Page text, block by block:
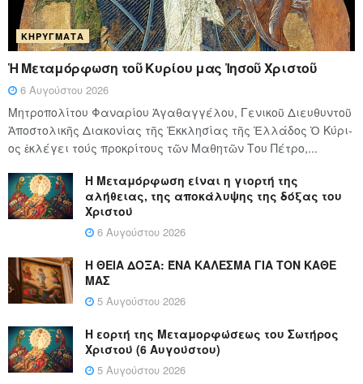
ΚΗΡΎΓΜΑΤΑ
Ἡ Μεταμόρφωση τοῦ Κυρίου μας Ἰησοῦ Χριστοῦ
6 Αυγούστου 2026
Μητροπολίτου Φαναρίου Ἀγαθαγγέλου, Γενικοῦ Διευθυντοῦ
Ἀποστολικῆς Διακονίας τῆς Ἐκκλησίας τῆς Ἑλλάδος Ὁ Κύ­ρι­
ος ἐκλέγει τούς προ­κρί­τους τῶν Μα­θη­τῶν Του Πέ­τρο,...
Η Μεταμόρφωση είναι η γιορτή της
αλήθειας, της αποκάλυψης της δόξας του
Χριστού
6 Αυγούστου 2026
Η ΘΕΙΑ ΔΟΞΑ: ΈΝΑ ΚΑΛΕΣΜΑ ΓΙΑ ΤΟΝ ΚΑΘΕ
ΜΑΣ
5 Αυγούστου 2026
Η εορτή της Μεταμορφώσεως του Σωτήρος
Χριστού (6 Αυγούστου)
5 Αυγούστου 2026